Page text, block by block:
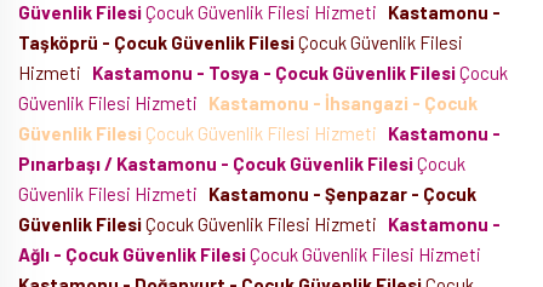
Güvenlik FilesiÇocuk Güvenlik Filesi Hizmeti
Kastamonu -
Taşköprü - Çocuk Güvenlik FilesiÇocuk Güvenlik Filesi
Hizmeti
Kastamonu - Tosya - Çocuk Güvenlik FilesiÇocuk
Güvenlik Filesi Hizmeti
Kastamonu - İhsangazi - Çocuk
Güvenlik Filesi Çocuk Güvenlik Filesi Hizmeti
Kastamonu -
Pınarbaşı / Kastamonu - Çocuk Güvenlik FilesiÇocuk
Güvenlik Filesi Hizmeti
Kastamonu - Şenpazar - Çocuk
Güvenlik FilesiÇocuk Güvenlik Filesi Hizmeti
Kastamonu -
Ağlı - Çocuk Güvenlik FilesiÇocuk Güvenlik Filesi Hizmeti